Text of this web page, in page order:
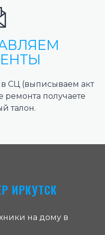
в СЦ (выписываем акт
ремонта получаете
талон.
ИРКУТСК
на дому в